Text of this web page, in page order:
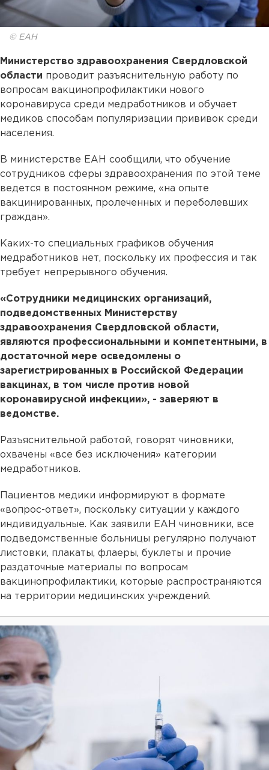
© ЕАН
Министерство здравоохранения Свердловской
области проводит разъяснительную работу по
вопросам вакцинопрофилактики нового
коронавируса среди медработников и обучает
медиков способам популяризации прививок среди
населения.
В министерстве ЕАН сообщили, что обучение
сотрудников сферы здравоохранения по этой теме
ведется в постоянном режиме, «на опыте
вакцинированных, пролеченных и переболевших
граждан».
Каких-то специальных графиков обучения
медработников нет, поскольку их профессия и так
требует непрерывного обучения.
«Сотрудники медицинских организаций,
подведомственных Министерству
здравоохранения Свердловской области,
являются профессиональными и компетентными, в
достаточной мере осведомлены о
зарегистрированных в Российской Федерации
вакцинах, в том числе против новой
коронавирусной инфекции», - заверяют в
ведомстве.
Разъяснительной работой, говорят чиновники,
охвачены «все без исключения» категории
медработников.
Пациентов медики информируют в формате
«вопрос-ответ», поскольку ситуации у каждого
индивидуальные. Как заявили ЕАН чиновники, все
подведомственные больницы регулярно получают
листовки, плакаты, флаеры, буклеты и прочие
раздаточные материалы по вопросам
вакцинопрофилактики, которые распространяются
на территории медицинских учреждений.